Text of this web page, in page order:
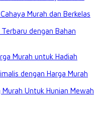
Murah dan Berkelas
dengan Bahan
Murah untuk Hadiah
dengan Harga Murah
Untuk Hunian Mewah